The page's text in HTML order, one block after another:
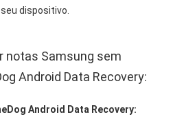
dispositivo.
notas Samsung sem
Android Data Recovery:
Android Data Recovery: